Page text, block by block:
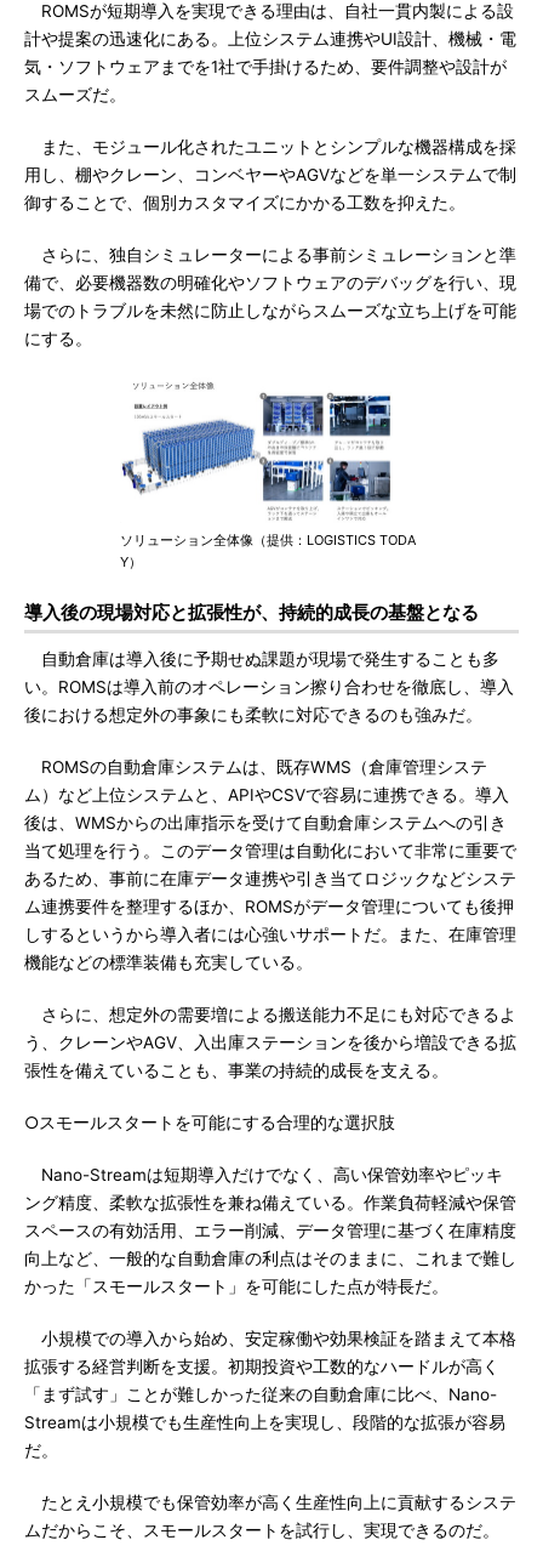
ROMSが短期導入を実現できる理由は、自社一貫内製による設
計や提案の迅速化にある。上位システム連携やUI設計、機械・電
気・ソフトウェアまでを1社で手掛けるため、要件調整や設計が
スムーズだ。
また、モジュール化されたユニットとシンプルな機器構成を採
用し、棚やクレーン、コンベヤーやAGVなどを単一システムで制
御することで、個別カスタマイズにかかる工数を抑えた。
さらに、独自シミュレーターによる事前シミュレーションと準
備で、必要機器数の明確化やソフトウェアのデバッグを行い、現
場でのトラブルを未然に防止しながらスムーズな立ち上げを可能
にする。
ソリューション全体像（提供：LOGISTICS TODA
Y）
導入後の現場対応と拡張性が、持続的成長の基盤となる
自動倉庫は導入後に予期せぬ課題が現場で発生することも多
い。ROMSは導入前のオペレーション擦り合わせを徹底し、導入
後における想定外の事象にも柔軟に対応できるのも強みだ。
ROMSの自動倉庫システムは、既存WMS（倉庫管理システ
ム）など上位システムと、APIやCSVで容易に連携できる。導入
後は、WMSからの出庫指示を受けて自動倉庫システムへの引き
当て処理を行う。このデータ管理は自動化において非常に重要で
あるため、事前に在庫データ連携や引き当てロジックなどシステ
ム連携要件を整理するほか、ROMSがデータ管理についても後押
しするというから導入者には心強いサポートだ。また、在庫管理
機能などの標準装備も充実している。
さらに、想定外の需要増による搬送能力不足にも対応できるよ
う、クレーンやAGV、入出庫ステーションを後から増設できる拡
張性を備えていることも、事業の持続的成長を支える。
○スモールスタートを可能にする合理的な選択肢
Nano-Streamは短期導入だけでなく、高い保管効率やピッキ
ング精度、柔軟な拡張性を兼ね備えている。作業負荷軽減や保管
スペースの有効活用、エラー削減、データ管理に基づく在庫精度
向上など、一般的な自動倉庫の利点はそのままに、これまで難し
かった「スモールスタート」を可能にした点が特長だ。
小規模での導入から始め、安定稼働や効果検証を踏まえて本格
拡張する経営判断を支援。初期投資や工数的なハードルが高く
「まず試す」ことが難しかった従来の自動倉庫に比べ、Nano-
Streamは小規模でも生産性向上を実現し、段階的な拡張が容易
だ。
たとえ小規模でも保管効率が高く生産性向上に貢献するシステ
ムだからこそ、スモールスタートを試行し、実現できるのだ。